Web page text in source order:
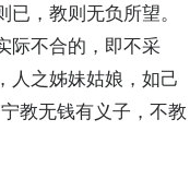
，教则无负所望。
际不合的，即不采
人之姊妹姑娘，如己
教无钱有义子，不教